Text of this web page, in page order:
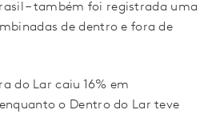
– também foi registrada uma
de dentro e fora de
do Lar caiu 16% em
o Dentro do Lar teve